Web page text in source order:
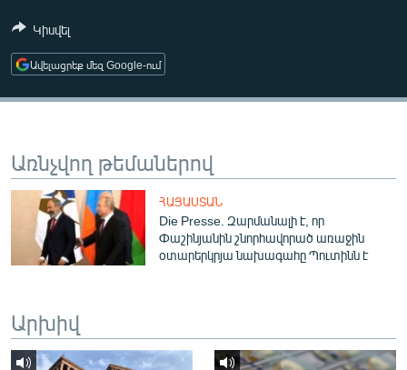
ՄԵԿՆԱԲԱՆՈՒԹՅՈՒՆ
ՏՏ ԵՒ ԻՆՏԵՐՆԵՏ
ՏԵՍԱՆՅՈՒԹԵՐ
ԲԱՆԱՎԵՃ
ՁԳՏԵԼՈՎ ԼԱՎԱԳՈՒՅՆԻՆ
Հայերեն
English
Կիսվել
Ավելացրեք մեզ Google-ում
Առնչվող թեմաներով
ՀԱՅԱՍՏԱՆ
Die Presse. Զարմանալի է, որ
Փաշինյանին շնորհավորած առաջին
օտարերկրյա նախագահը Պուտինն է
Արխիվ